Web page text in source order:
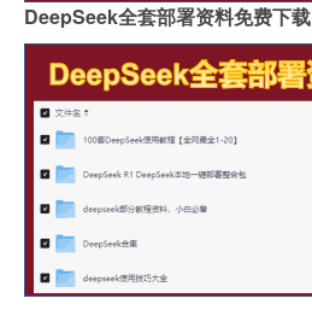
DeepSeek全套部署资料免费下载